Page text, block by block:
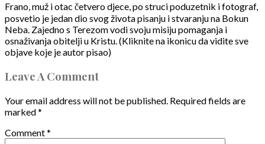
Frano, muž i otac četvero djece, po struci poduzetnik i fotograf,
posvetio je jedan dio svog života pisanju i stvaranju na Bokun
Neba. Zajedno s Terezom vodi svoju misiju pomaganja i
osnaživanja obitelji u Kristu. (Kliknite na ikonicu da vidite sve
objave koje je autor pisao)
Leave A Comment
Your email address will not be published. Required fields are
marked*
Comment*